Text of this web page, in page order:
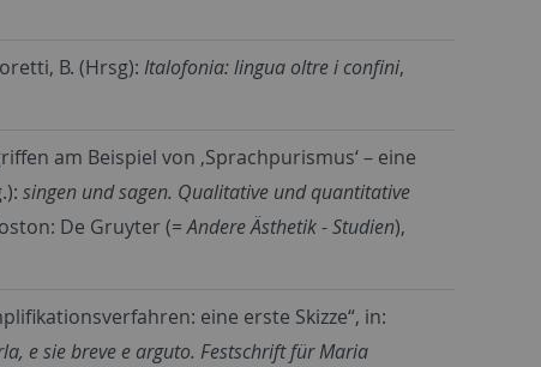
B. (Hrsg): Italofonia: lingua oltre i confini,
am Beispiel von ‚Sprachpurismus‘ – eine
singen und sagen. Qualitative und quantitative
De Gruyter (=Andere Ästhetik - Studien),
eine erste Skizze“, in:
e sie breve e arguto. Festschrift für Maria